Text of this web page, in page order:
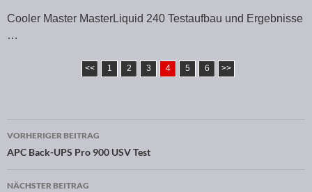
Cooler Master MasterLiquid 240 Testaufbau und Ergebnisse
…
<< 1 2 3 4 5 6 >>
Beitragsnavigation
VORHERIGER BEITRAG
APC Back-UPS Pro 900 USV Test
NÄCHSTER BEITRAG